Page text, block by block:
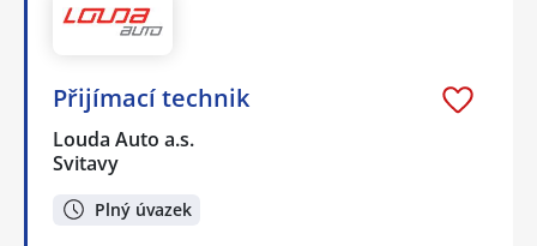
Přijímací technik
Louda Auto a.s.
Svitavy
Plný úvazek